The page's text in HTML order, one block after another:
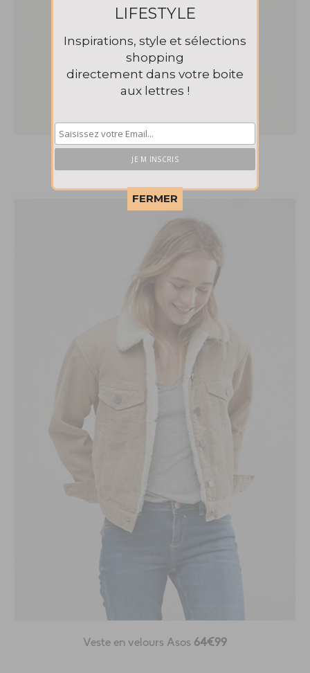
Veste Moto Topshop
Veste en velours Asos 64€99
This popup will close in:
LIFESTYLE
Inspirations, style et sélections
shopping
directement dans votre boite
aux lettres !
FERMER